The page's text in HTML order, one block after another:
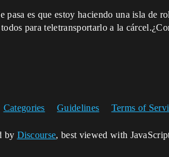
pasa es que estoy haciendo una isla de
para teletransportarlo a la
Categories Guidelines Terms of
by Discourse, best viewed with